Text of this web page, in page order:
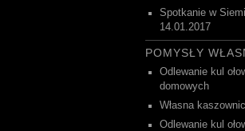
Spotkanie w
14.01.2017
POMYSŁY
Odlewanie kul
domowych
Własna
Odlewanie kul